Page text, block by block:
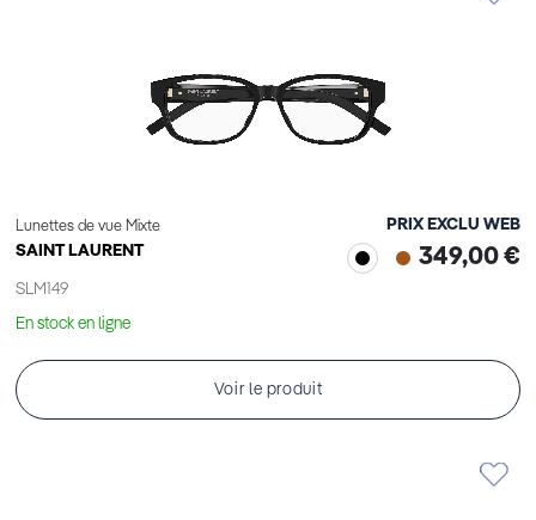
Lunettes de vue Mixte
SAINT LAURENT
SLM149
PRIX EXCLU WEB
349,00 €
En stock en ligne
Voir le produit